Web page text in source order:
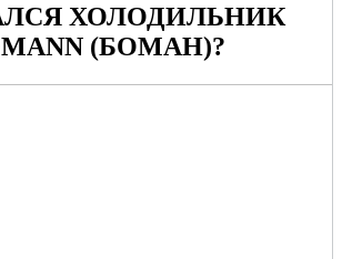
ХОЛОДИЛЬНИК
(БОМАН)?